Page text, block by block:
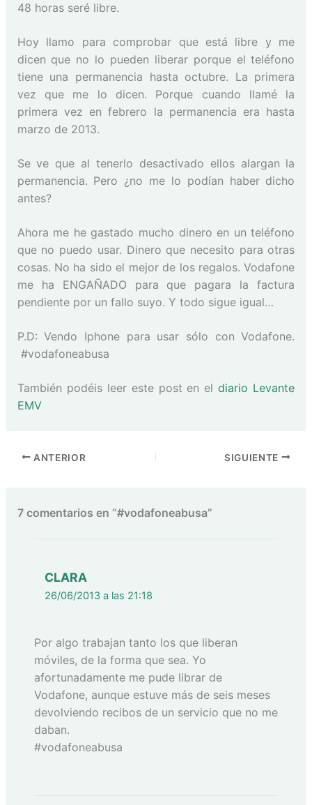
48 horas seré libre.
Hoy llamo para comprobar que está libre y me
dicen que no lo pueden liberar porque el teléfono
tiene una permanencia hasta octubre. La primera
vez que me lo dicen. Porque cuando llamé la
primera vez en febrero la permanencia era hasta
marzo de 2013.
Se ve que al tenerlo desactivado ellos alargan la
permanencia. Pero ¿no me lo podían haber dicho
antes?
Ahora me he gastado mucho dinero en un teléfono
que no puedo usar. Dinero que necesito para otras
cosas. No ha sido el mejor de los regalos. Vodafone
me ha ENGAÑADO para que pagara la factura
pendiente por un fallo suyo. Y todo sigue igual…
P.D: Vendo Iphone para usar sólo con Vodafone.
#vodafoneabusa
También podéis leer este post en eldiario Levante
EMV
ANTERIOR SIGUIENTE
7 comentarios en “#vodafoneabusa”
CLARA
26/06/2013 a las 21:18
Por algo trabajan tanto los que liberan
móviles, de la forma que sea. Yo
afortunadamente me pude librar de
Vodafone, aunque estuve más de seis meses
devolviendo recibos de un servicio que no me
daban.
#vodafoneabusa